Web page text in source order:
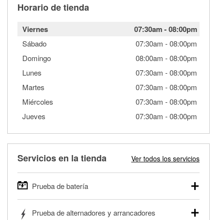
Horario de tienda
Viernes 07:30am-08:00pm
Sábado 07:30am -08:00pm
Domingo
08:00am -08:00pm
Lunes
07:30am -08:00pm
Martes
07:30am -08:00pm
Miércoles
07:30am -08:00pm
Jueves
07:30am -08:00pm
Servicios en la tienda Ver todos los servicios
Prueba de batería
autos, camionetas, SUVs, vehículos comerciales y
Prueba de alternadores y arrancadores